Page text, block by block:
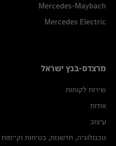
Mercedes-Maybach
Mercedes Electric
מרצדס-בנץ ישראל
שירות לקוחות
אודות
עיצוב
טכנולוגיה, חדשנות, בטיחות וקיימות